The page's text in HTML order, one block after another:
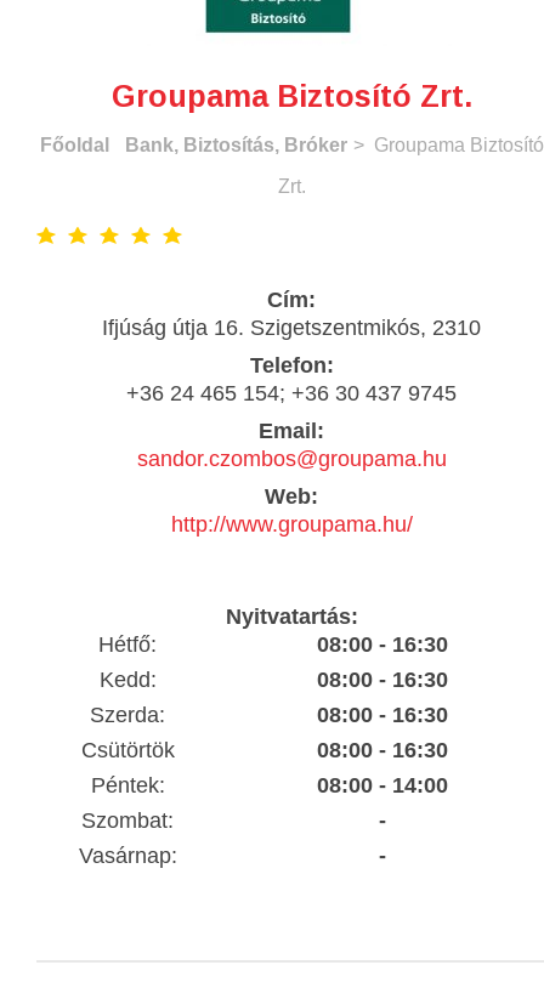
Groupama Biztosító Zrt.
Főoldal Bank, Biztosítás, Bróker > Groupama Biztosító
Zrt.
Cím:
Ifjúság útja 16. Szigetszentmikós, 2310
Telefon:
+36 24 465 154; +36 30 437 9745
Email:
sandor.czombos@groupama.hu
Web:
http://www.groupama.hu/
Nyitvatartás:
Hétfő:
08:00 - 16:30
Kedd:
08:00 - 16:30
Szerda:
08:00 - 16:30
Csütörtök
08:00 - 16:30
Péntek:
08:00 - 14:00
Szombat:
-
Vasárnap:
-